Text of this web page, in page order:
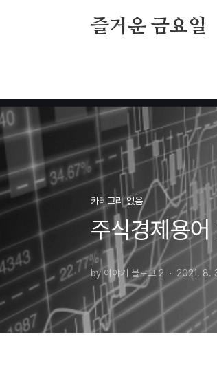
즐거운 금요일
카테고리 없음
주식경제용
by 이야기 블로그 2 2021. 8.